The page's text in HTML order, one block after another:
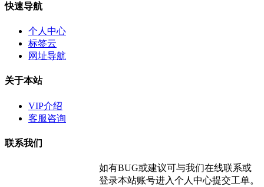
快速导航
个人中心
标签云
网址导航
关于本站
VIP介绍
客服咨询
联系我们
如有BUG或建议可与我们在线联系或
登录本站账号进入个人中心提交工单。